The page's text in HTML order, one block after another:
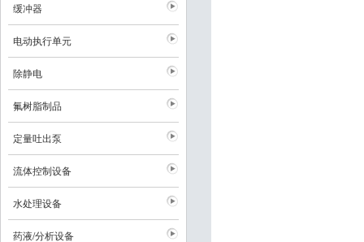
缓冲器
电动执行单元
除静电
氟树脂制品
定量吐出泵
流体控制设备
水处理设备
药液/分析设备